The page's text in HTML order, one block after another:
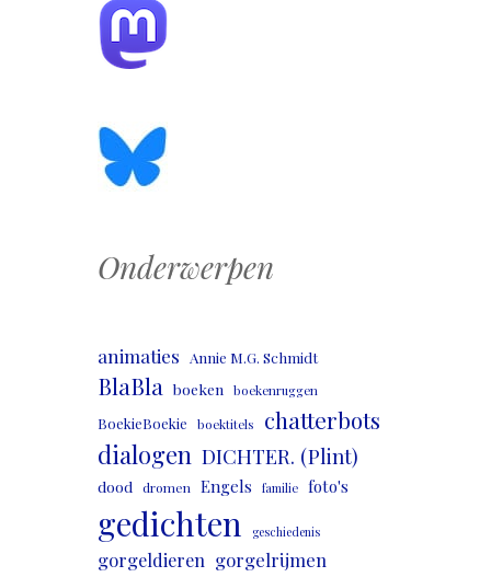
Onderwerpen
animaties Annie M.G. Schmidt
BlaBla boeken boekenruggen
BoekieBoekie boektitels chatterbots
dialogen DICHTER. (Plint)
dood dromen Engels familie foto's
gedichten geschiedenis
gorgeldieren gorgelrijmen